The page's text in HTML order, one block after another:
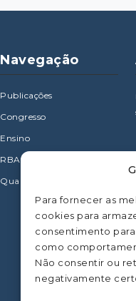
Para fornecer as
cookies para
consentimento
como
Não consentir ou
negativamente
Navegação
Publicações
Congresso
Ensino
RBAC
Qualidade & Serviços